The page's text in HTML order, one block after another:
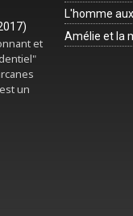
et
un
L'homme
Amélie et la